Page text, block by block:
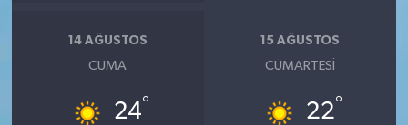
14 AĞUSTOS
CUMA
24°
15 AĞUSTOS
CUMARTESI
22°